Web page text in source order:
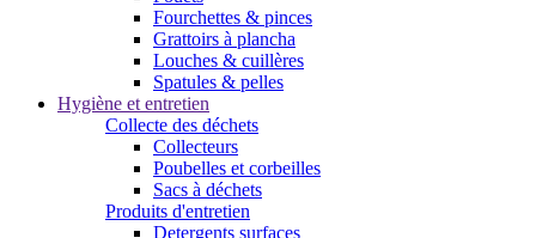
Fourchettes & pinces
Grattoirs à plancha
Louches & cuillères
Spatules & pelles
Hygiène et entretien
Collecte des déchets
Collecteurs
Poubelles et corbeilles
Sacs à déchets
Produits d'entretien
Detergents surfaces